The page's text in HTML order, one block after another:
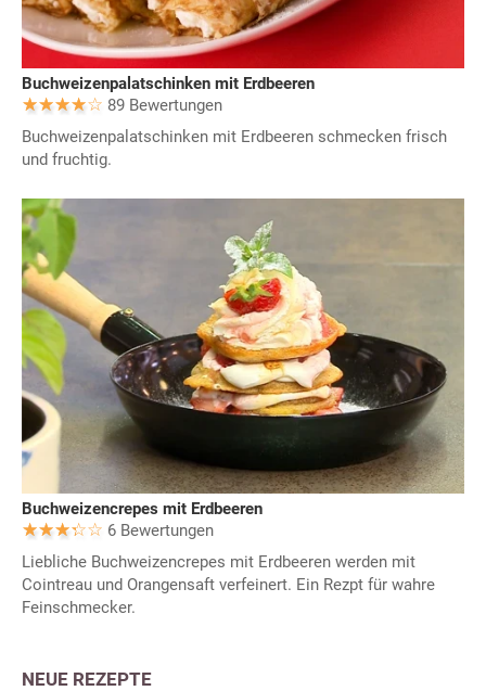
Buchweizenpalatschinken mit Erdbeeren
89 Bewertungen
Buchweizenpalatschinken mit Erdbeeren schmecken frisch
und fruchtig.
Buchweizencrepes mit Erdbeeren
6 Bewertungen
Liebliche Buchweizencrepes mit Erdbeeren werden mit
Cointreau und Orangensaft verfeinert. Ein Rezpt für wahre
Feinschmecker.
NEUE REZEPTE